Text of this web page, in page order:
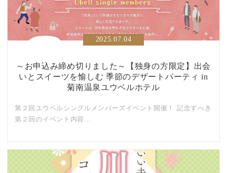
～お申込み締め切りました～【独身の方限定】出会
いとスイーツを愉しむ 季節のデザートパーティ in
菊南温泉ユウベルホテル
2025.07.04
第２回ユウベルシングルメンバーズイベント開催！ 記念すべき
第２回のイベント内容...